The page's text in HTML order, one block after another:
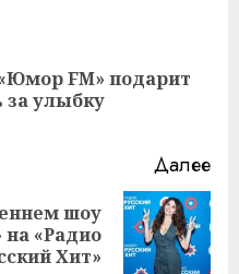
FM» подарит
за улыбку
Далее
шоу
на «Радио
Хит»